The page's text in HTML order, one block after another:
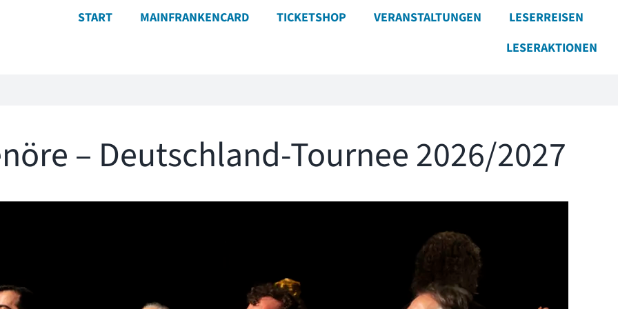
START MAINFRANKENCARD TICKETSHOP VERANSTALTUNGEN
LESERREISEN
LESERAKTIONEN
– Deutschland-Tournee 2026/2027